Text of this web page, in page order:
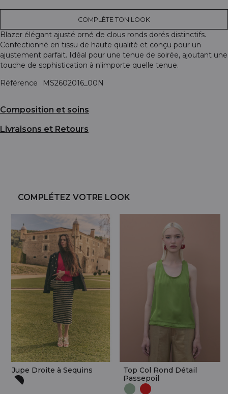
COMPLÈTE TON LOOK
Blazer élégant ajusté orné de clous ronds dorés distinctifs.
Confectionné en tissu de haute qualité et conçu pour un
ajustement parfait. Idéal pour une tenue de soirée, ajoutant une
touche de sophistication à n'importe quelle tenue.
Référence
MS2602016_00N
Composition et soins
Livraisons et Retours
COMPLÉTEZ VOTRE LOOK
Jupe Droite à Sequins
Top Col Rond Détail
Passepoil